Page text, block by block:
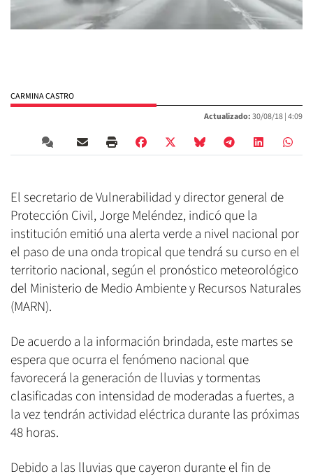
CARMINA CASTRO
Actualizado:30/08/18 |4:09
El secretario de Vulnerabilidad y director general de
Protección Civil, Jorge Meléndez, indicó que la
institución emitió una alerta verde a nivel nacional por
el paso de una onda tropical que tendrá su curso en el
territorio nacional, según el pronóstico meteorológico
del Ministerio de Medio Ambiente y Recursos Naturales
(MARN).
De acuerdo a la información brindada, este martes se
espera que ocurra el fenómeno nacional que
favorecerá la generación de lluvias y tormentas
clasificadas con intensidad de moderadas a fuertes, a
la vez tendrán actividad eléctrica durante las próximas
48 horas.
Debido a las lluvias que cayeron durante el fin de